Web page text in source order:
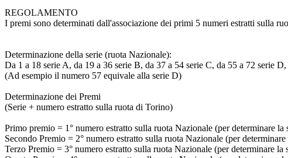
REGOLAMENTO
I premi sono determinati dall'associazione dei primi 5 numeri estratti sulla
Determinazione della serie (ruota Nazionale):
Da 1 a 18 serie A, da 19 a 36 serie B, da 37 a 54 serie C, da 55 a 72 serie
(Ad esempio il numero 57 equivale alla serie D)
Determinazione dei Premi
(Serie + numero estratto sulla ruota di Torino)
Primo premio = 1° numero estratto sulla ruota Nazionale (per determinare
Secondo Premio = 2° numero estratto sulla ruota Nazionale (per
Terzo Premio = 3° numero estratto sulla ruota Nazionale (per determinare